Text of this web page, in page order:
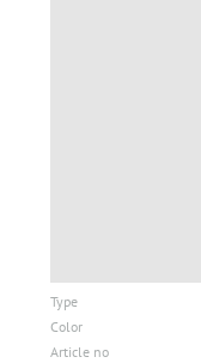
Type
Color
Article no